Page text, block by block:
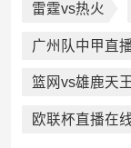
雷霆vs热火
广州队中甲直
篮网vs雄鹿天
欧联杯直播在